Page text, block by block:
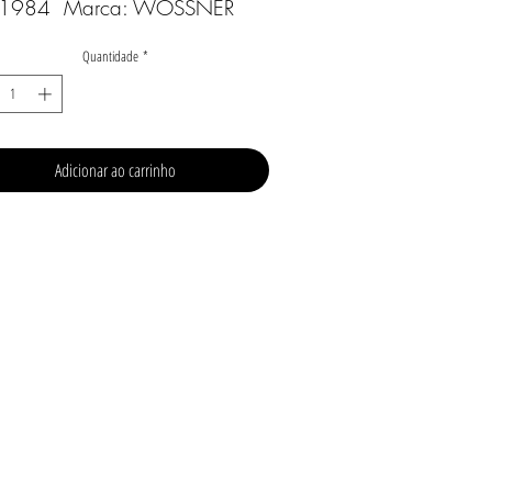
1984  Marca: WÖSSNER
Quantidade *
Adicionar ao carrinho